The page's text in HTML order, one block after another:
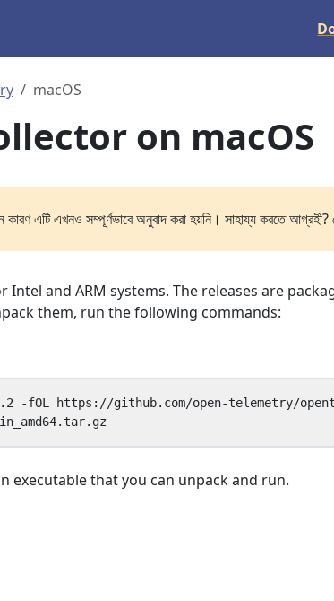
macOS
on macOS
কারণ এটি এখনও সম্পূর্ণভাবে অনুবাদ করা হয়নি। সাহায্য করতে আগ্রহী?
Intel and ARM systems. The releases are
them, run the following commands:
executable that you can unpack and run.